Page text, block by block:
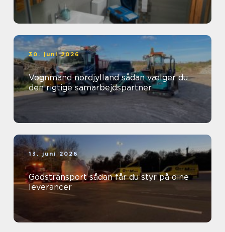
30. juni 2026
Vognmand nordjylland sådan vælger du
den rigtige samarbejdspartner
13. juni 2026
Godstransport sådan får du styr på dine
leverancer